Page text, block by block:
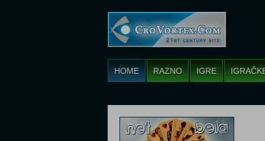
HOME RAZNO IGRE